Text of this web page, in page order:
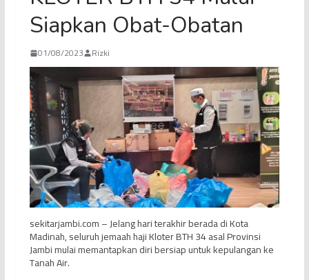
Siapkan Obat-Obatan
01/08/2023 Rizki
sekitarjambi.com – Jelang hari terakhir berada di Kota
Madinah, seluruh jemaah haji Kloter BTH 34 asal Provinsi
Jambi mulai memantapkan diri bersiap untuk kepulangan ke
Tanah Air.